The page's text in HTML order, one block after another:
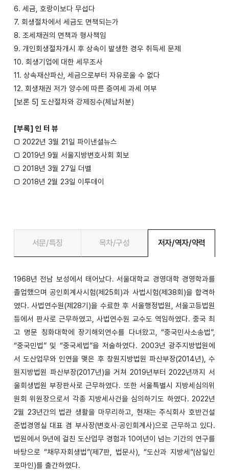
6. 세금, 호랑이보다 무섭다
7. 회생절차에서 세금도 면책되는가
8. 조세채권의 면책과 형사책임
9. 개인회생절차개시 후 상속이 발생한 경우 취득세 문제
10. 회생기업에 대한 세무조사
11. 상속재산파산, 세금으로부터 자유로울 수 없다
12. 회생채권 저가 양수에 따른 증여세 과세 여부
[보론 5] 도산절차와 강제징수(체납처분)
[부록] 인 터 뷰
□ 2022년 3월 21일 파이낸셜뉴스
□ 2019년 9월 서울지방변호사회 회보
□ 2018년 3월 27일 더벨
□ 2018년 2월 23일 이투데이
서문/특징 목차/구성 저자/역자/약력
1968년 전남 보성에서 태어났다. 서울대학교 경영대학 경영학과를
졸업했으며 공인회계사시험(제25회)과 사법시험(제38회)을 합격하
였다. 사법연수원(제28기)을 수료한 후 서울행정법원, 서울고등법원
등에서 판사로 근무하였고, 사법연수원 교수도 역임하였다. 중국 최
고 명문 칭화대학에 장기해외연수를 다녀왔고, “중국민사소송법”,
“중국민법” 및 “중국세법”을 저술하였다. 2003년 광주지방법원에
서 도산업무와 인연을 맺은 후 창원지방법원 파산부장(2014년), 수
원지방법원 파산부장(2017년)을 거쳐 2019년부터 2022년까지 서
울회생법원 부장판사로 근무하였다. 또한 서울특별시 지방세심의위
원회 위원장으로서 각종 지방세사건을 심의하기도 하였다. 2022년
2월 23년간의 법관 생활을 마무리하고, 현재는 주식회사 호반건설
준법경영실 대표 겸 부사장(변호사‧공인회계사)으로 근무하고 있다.
법원에서 9년에 걸친 도산업무 경험과 10여년이 넘는 기간의 연구를
바탕으로 “채무자회생법”(제7판, 법문사), “도산과 지방세”(삼일인
포마인)를 출간하였다.